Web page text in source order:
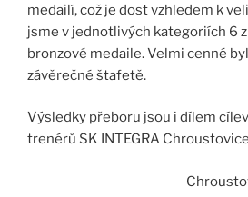
medailí, což je dost vzhledem k
jsme v jednotlivých kategoriích 6
bronzové medaile. Velmi cenné
závěrečné štafetě.
Výsledky přeboru jsou i dílem
trenérů SK INTEGRA